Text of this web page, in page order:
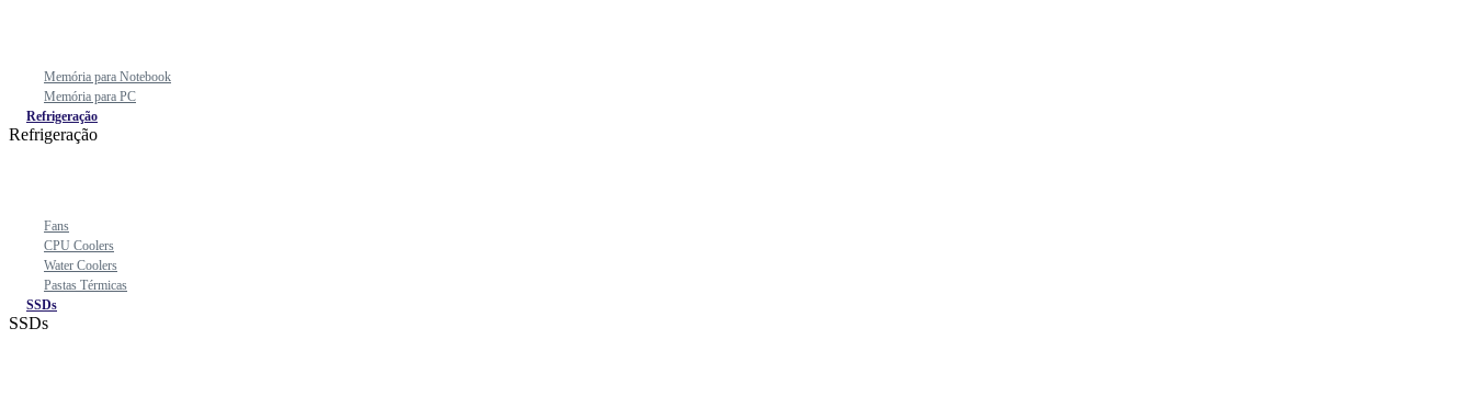
Memória para Notebook
Memória para PC
Refrigeração
Refrigeração
Fans
CPU Coolers
Water Coolers
Pastas Térmicas
SSDs
SSDs